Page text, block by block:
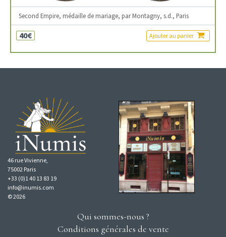
Second Empire, médaille de mariage, par Montagny, s.d., Paris
40€ Ajouter au panier
46 rue Vivienne,
75002 Paris
+33 (0)1 40 13 83 19
info@inumis.com
© 2026
Qui sommes-nous ?
Conditions générales de vente